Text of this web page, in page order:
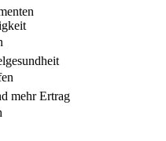
mehr Ertrag